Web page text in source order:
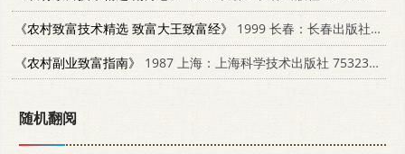
《农村致富技术精选 致富大王致富经》
1999 长春：长春出版社 7806047530
《农村副业致富指南》
1987 上海：上海科学技术出版社 7532300110
随机翻阅